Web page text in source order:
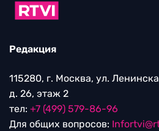
Редакция
115280, г. Москва, ул.
д. 26, этаж 2
тел: +7 (499) 579-86-96
Для общих вопросов: